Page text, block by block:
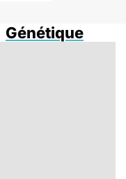
Génétique